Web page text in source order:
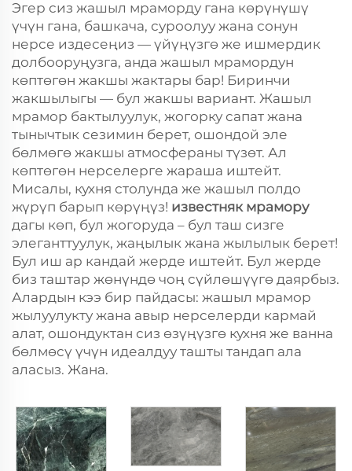
Эгер сиз жашыл мраморду гана көрүнүшү
үчүн гана, башкача, суроолуу жана сонун
нерсе издесеңиз — үйүңүзгө же ишмердик
долбооруңузга, анда жашыл мрамордун
көптөгөн жакшы жактары бар! Биринчи
жакшылыгы — бул жакшы вариант. Жашыл
мрамор бактылуулук, жогорку сапат жана
тынычтык сезимин берет, ошондой эле
бөлмөгө жакшы атмосфераны түзөт. Ал
көптөгөн нерселерге жараша иштейт.
Мисалы, кухня столунда же жашыл полдо
жүрүп барып көрүңүз! известняк мрамору
дагы көп, бул жогоруда – бул таш сизге
элеганттуулук, жаңылык жана жылылык берет!
Бул иш ар кандай жерде иштейт. Бул жерде
биз таштар жөнүндө чоң сүйлөшүүгө даярбыз.
Алардын кээ бир пайдасы: жашыл мрамор
жылуулукту жана авыр нерселерди кармай
алат, ошондуктан сиз өзүңүзгө кухня же ванна
бөлмөсү үчүн идеалдуу ташты тандап ала
аласыз. Жана.